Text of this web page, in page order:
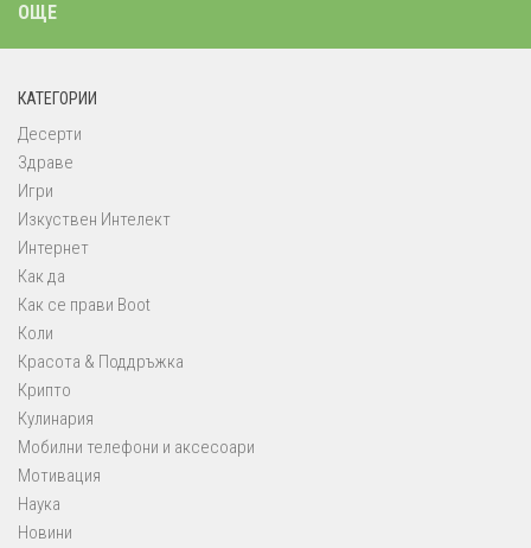
ОЩЕ
КАТЕГОРИИ
Десерти
Здраве
Игри
Изкуствен Интелект
Интернет
Как да
Как се прави Boot
Коли
Красота & Поддръжка
Крипто
Кулинария
Мобилни телефони и аксесоари
Мотивация
Наука
Новини